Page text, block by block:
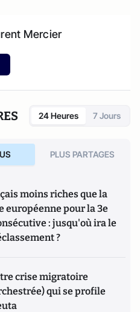
Mercier
24 Heures 7 Jours
PLUS PARTAGES
moins riches que la
européenne pour la 3e
: jusqu'où ira le
?
crise migratoire
qui se profile